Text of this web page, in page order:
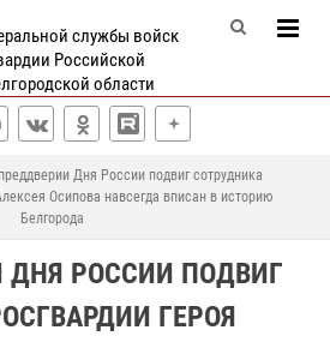
службы войск
Российской
области
Дня России подвиг сотрудника
Осипова навсегда вписан в историю
Белгорода
ДНЯ РОССИИ ПОДВИГ
ГЕРОЯ